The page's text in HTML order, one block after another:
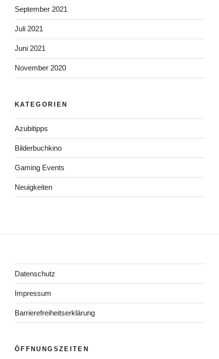
September 2021
Juli 2021
Juni 2021
November 2020
KATEGORIEN
Azubitipps
Bilderbuchkino
Gaming Events
Neuigkeiten
Datenschutz
Impressum
Barrierefreiheitserklärung
ÖFFNUNGSZEITEN